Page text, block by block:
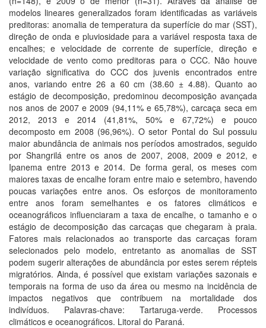
modelos lineares generalizados foram identificadas as variáveis
preditoras: anomalia de temperatura da superfície do mar (SST),
direção de onda e pluviosidade para a variável resposta taxa de
encalhes; e velocidade de corrente de superfície, direção e
velocidade de vento como preditoras para o CCC. Não houve
variação significativa do CCC dos juvenis encontrados entre
anos, variando entre 26 a 60 cm (38.60 ± 4.88). Quanto ao
estágio de decomposição, predominou decomposição avançada
nos anos de 2007 e 2009 (94,11% e 65,78%), carcaça seca em
2012, 2013 e 2014 (41,81%, 50% e 67,72%) e pouco
decomposto em 2008 (96,96%). O setor Pontal do Sul possuiu
maior abundância de animais nos períodos amostrados, seguido
por Shangrilá entre os anos de 2007, 2008, 2009 e 2012, e
Ipanema entre 2013 e 2014. De forma geral, os meses com
maiores taxas de encalhe foram entre maio e setembro, havendo
poucas variações entre anos. Os esforços de monitoramento
entre anos foram semelhantes e os fatores climáticos e
oceanográficos influenciaram a taxa de encalhe, o tamanho e o
estágio de decomposição das carcaças que chegaram à praia.
Fatores mais relacionados ao transporte das carcaças foram
selecionados pelo modelo, entretanto as anomalias de SST
podem sugerir alterações de abundância por estes serem répteis
migratórios. Ainda, é possível que existam variações sazonais e
temporais na forma de uso da área ou mesmo na incidência de
impactos negativos que contribuem na mortalidade dos
indivíduos. Palavras-chave: Tartaruga-verde. Processos
climáticos e oceanográficos. Litoral do Paraná.